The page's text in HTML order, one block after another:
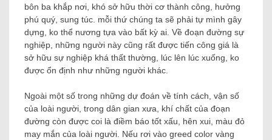
bôn ba khắp nơi, khó sở hữu thời cơ thành công, hưởng
phú quý, sung túc. mỗi thứ chúng ta sẽ phải tự mình gây
dựng, ko thể nương tựa vào bất kỳ ai. Về đoạn đường sự
nghiệp, những người này cũng rất được tiến công giá là
sở hữu sự nghiệp khá thất thường, lúc lên lúc xuống, ko
được ổn định như những người khác.
Ngoài một số trong những dự đoán về tính cách, vận số
của loài người, trong dân gian xưa, khí chất của đoạn
đường còn được coi là điềm báo tốt xấu, hên xui, màu đỏ
may mắn của loài người. Nếu rơi vào greed color vàng